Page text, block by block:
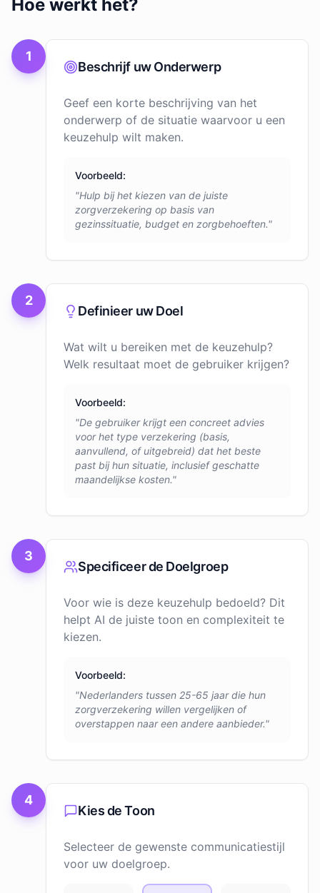
Hoe werkt het?
1
Beschrijf uw Onderwerp
Geef een korte beschrijving van het
onderwerp of de situatie waarvoor u een
keuzehulp wilt maken.
Voorbeeld:
"Hulp bij het kiezen van de juiste
zorgverzekering op basis van
gezinssituatie, budget en zorgbehoeften."
2
Definieer uw Doel
Wat wilt u bereiken met de keuzehulp?
Welk resultaat moet de gebruiker krijgen?
Voorbeeld:
"De gebruiker krijgt een concreet advies
voor het type verzekering (basis,
aanvullend, of uitgebreid) dat het beste
past bij hun situatie, inclusief geschatte
maandelijkse kosten."
3
Specificeer de Doelgroep
Voor wie is deze keuzehulp bedoeld? Dit
helpt AI de juiste toon en complexiteit te
kiezen.
Voorbeeld:
"Nederlanders tussen 25-65 jaar die hun
zorgverzekering willen vergelijken of
overstappen naar een andere aanbieder."
4
Kies de Toon
Selecteer de gewenste communicatiestijl
voor uw doelgroep.